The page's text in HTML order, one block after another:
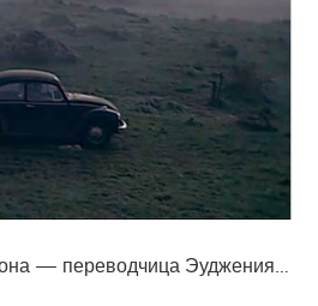
— переводчица Эуджения…